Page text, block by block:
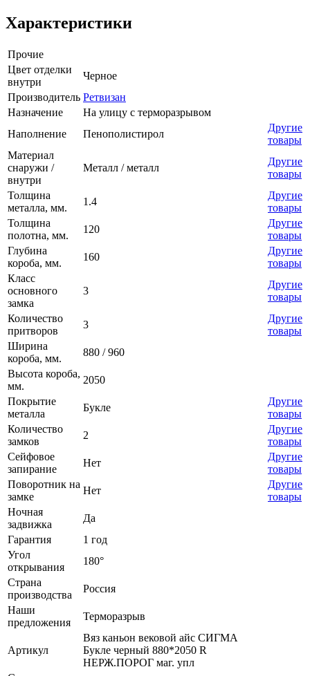
Характеристики
Прочие
Цвет отделки
внутри
Черное
Производитель Ретвизан
Назначение
На улицу с терморазрывом
Наполнение
Пенополистирол
Другие
товары
Материал
снаружи /
внутри
Металл / металл
Другие
товары
Толщина
металла, мм.
1.4
Другие
товары
Толщина
полотна, мм.
120
Другие
товары
Глубина
короба, мм.
160
Другие
товары
Класс
основного
замка
3
Другие
товары
Количество
притворов
3
Другие
товары
Ширина
короба, мм.
880 / 960
Высота короба,
мм.
2050
Покрытие
металла
Букле
Другие
товары
Количество
замков
2
Другие
товары
Сейфовое
запирание
Нет
Другие
товары
Поворотник на
замке
Нет
Другие
товары
Ночная
задвижка
Да
Гарантия
1 год
Угол
открывания
180°
Страна
производства
Россия
Наши
предложения
Терморазрыв
Артикул
Вяз каньон вековой айс СИГМА
Букле черный 880*2050 R
НЕРЖ.ПОРОГ маг. упл